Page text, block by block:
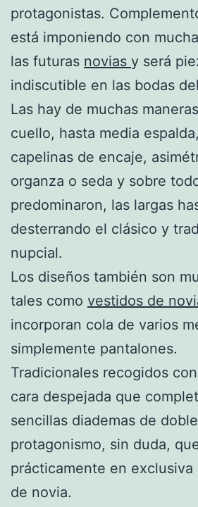
protagonistas.
está imponiendo con
las futuras novias y será
indiscutible en las bodas
Las hay de muchas
cuello, hasta media
capelinas de encaje,
organza o seda y sobre
predominaron, las largas
desterrando el clásico y
nupcial.
Los diseños también son
tales como vestidos de
incorporan cola de varios
simplemente pantalones.
Tradicionales recogidos
cara despejada que
sencillas diademas de
protagonismo, sin duda,
prácticamente en exclusiva
de novia.